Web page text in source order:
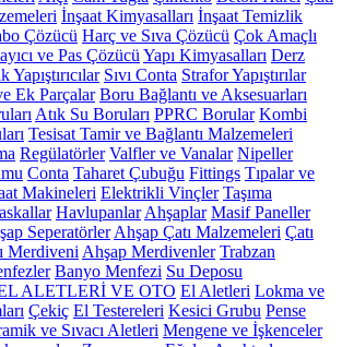
İnşaat Kimyasalları İnşaat Temizlik
Çözücü Harç ve Sıva Çözücü Çok Amaçlı
ve Pas Çözücü Yapı Kimyasalları Derz
Yapıştırıcılar Sıvı Conta Strafor Yapıştırılar
Ek Parçalar Boru Bağlantı ve Aksesuarları
Atık Su Boruları PPRC Borular Kombi
Tesisat Tamir ve Bağlantı Malzemeleri
Regülatörler Valfler ve Vanalar Nipeller
Conta Taharet Çubuğu Fittings Tıpalar ve
Makineleri Elektrikli Vinçler Taşıma
Havlupanlar Ahşaplar Masif Paneller
Seperatörler Ahşap Çatı Malzemeleri Çatı
Merdiveni Ahşap Merdivenler Trabzan
Banyo Menfezi Su Deposu
ALETLERİ VE OTO El Aletleri Lokma ve
Çekiç El Testereleri Kesici Grubu Pense
ve Sıvacı Aletleri Mengene ve İşkenceler